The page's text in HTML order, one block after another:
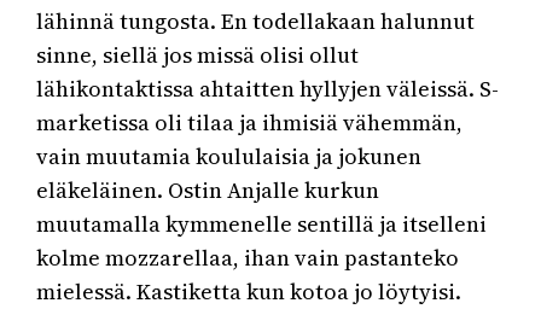
lähinnä tungosta. En todellakaan halunnut
sinne, siellä jos missä olisi ollut
lähikontaktissa ahtaitten hyllyjen väleissä. S-
marketissa oli tilaa ja ihmisiä vähemmän,
vain muutamia koululaisia ja jokunen
eläkeläinen. Ostin Anjalle kurkun
muutamalla kymmenelle sentillä ja itselleni
kolme mozzarellaa, ihan vain pastanteko
mielessä. Kastiketta kun kotoa jo löytyisi.